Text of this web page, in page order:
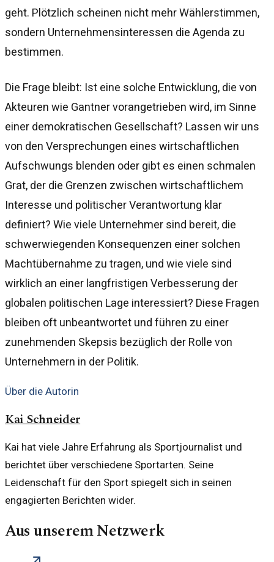
geht. Plötzlich scheinen nicht mehr Wählerstimmen,
sondern Unternehmensinteressen die Agenda zu
bestimmen.
Die Frage bleibt: Ist eine solche Entwicklung, die von
Akteuren wie Gantner vorangetrieben wird, im Sinne
einer demokratischen Gesellschaft? Lassen wir uns
von den Versprechungen eines wirtschaftlichen
Aufschwungs blenden oder gibt es einen schmalen
Grat, der die Grenzen zwischen wirtschaftlichem
Interesse und politischer Verantwortung klar
definiert? Wie viele Unternehmer sind bereit, die
schwerwiegenden Konsequenzen einer solchen
Machtübernahme zu tragen, und wie viele sind
wirklich an einer langfristigen Verbesserung der
globalen politischen Lage interessiert? Diese Fragen
bleiben oft unbeantwortet und führen zu einer
zunehmenden Skepsis bezüglich der Rolle von
Unternehmern in der Politik.
Über die Autorin
Kai Schneider
Kai hat viele Jahre Erfahrung als Sportjournalist und
berichtet über verschiedene Sportarten. Seine
Leidenschaft für den Sport spiegelt sich in seinen
engagierten Berichten wider.
Aus unserem Netzwerk